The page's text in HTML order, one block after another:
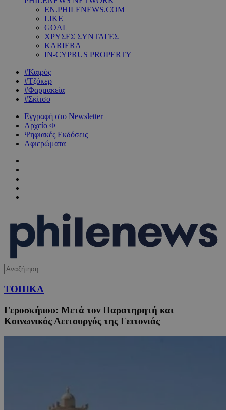
EN.PHILENEWS.COM
LIKE
GOAL
ΧΡΥΣΕΣ ΣΥΝΤΑΓΕΣ
KARIERA
IN-CYPRUS PROPERTY
#Καιρός
#Τζόκερ
#Φαρμακεία
#Σκίτσο
Εγγραφή στο Newsletter
Αρχείο Φ
Ψηφιακές Εκδόσεις
Αφιερώματα
ΤΟΠΙΚΑ
Γεροσκήπου: Μετά τον Παρατηρητή και
Κοινωνικός Λειτουργός της Γειτονιάς